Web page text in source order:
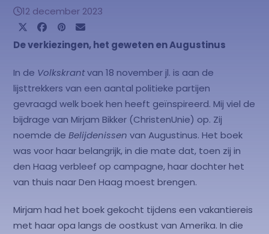
12 december 2023
De verkiezingen, het geweten en Augustinus
In de Volkskrantvan 18 november jl. is aan de
lijsttrekkers van een aantal politieke partijen
gevraagd welk boek hen heeft geïnspireerd. Mij viel de
bijdrage van Mirjam Bikker (ChristenUnie) op. Zij
noemde deBelijdenissen van Augustinus. Het boek
was voor haar belangrijk, in die mate dat, toen zij in
den Haag verbleef op campagne, haar dochter het
van thuis naar Den Haag moest brengen.
Mirjam had het boek gekocht tijdens een vakantiereis
met haar opa langs de oostkust van Amerika. In die